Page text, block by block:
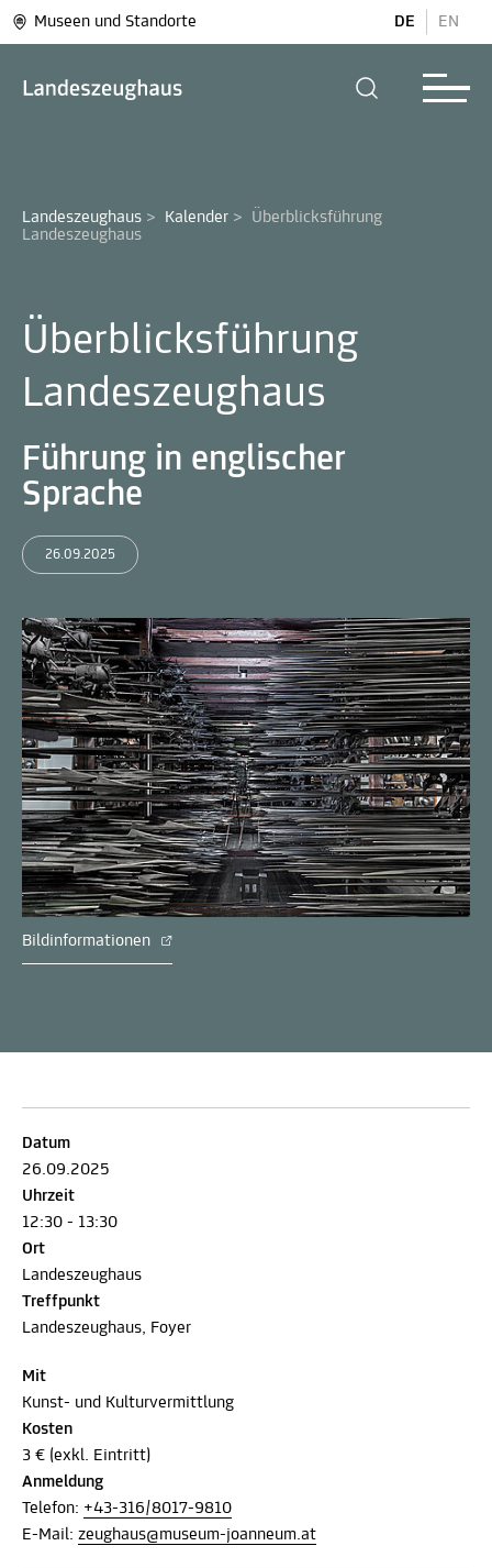
Museen und Standorte DE EN
Landeszeughaus > Kalender > Überblicksführung
Landeszeughaus
Überblicksführung
Landeszeughaus
Führung in englischer
Sprache
26.09.2025
Bildinformationen
Datum
26.09.2025
Uhrzeit
12:30 - 13:30
Ort
Landeszeughaus
Treffpunkt
Landeszeughaus, Foyer
Mit
Kunst- und Kulturvermittlung
Kosten
3 € (exkl. Eintritt)
Anmeldung
Telefon: +43-316/8017-9810
E-Mail: zeughaus@museum-joanneum.at